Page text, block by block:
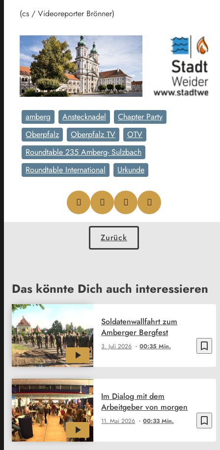
(cs / Videoreporter Brönner)
amberg Anstecknadel
Chapter Party
Oberpfalz
Oberpfalz TV
OTV
Roundtable 235 Amberg- Sulzbach
Roundtable International
Urkunde
Zurück
Das könnte Dich auch interessieren
bookmark_border
3. Juli 2026 00:35 Min.
Soldatenwallfahrt zum
Amberger Bergfest
bookmark_border
11. Mai 2026 00:33 Min.
Im Dialog mit dem
Arbeitgeber von morgen